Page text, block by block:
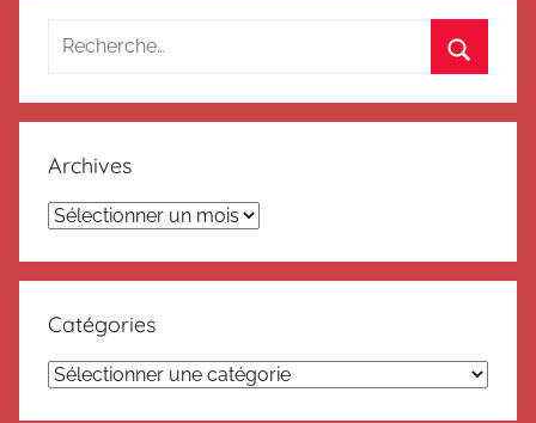
Recherche
:
Archives
Archives
Catégories
Catégories